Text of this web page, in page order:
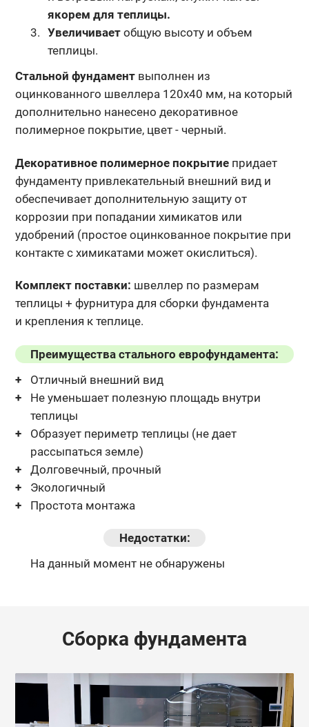
якорем для теплицы.
Увеличиваетобщую высоту и объем
теплицы.
Стальной фундаментвыполнен из
оцинкованного швеллера 120х40 мм, на который
дополнительно нанесено декоративное
полимерное покрытие, цвет - черный.
Декоративное полимерное покрытиепридает
фундаменту привлекательный внешний вид и
обеспечивает дополнительную защиту от
коррозии при попадании химикатов или
удобрений (простое оцинкованное покрытие при
контакте с химикатами может окислиться).
Комплект поставки: швеллер по размерам
теплицы + фурнитура для сборки фундамента
и крепления к теплице.
Преимущества стального еврофундамента:
Отличный внешний вид
Не уменьшает полезную площадь внутри
теплицы
Образует периметр теплицы (не дает
рассыпаться земле)
Долговечный, прочный
Экологичный
Простота монтажа
Недостатки:
На данный момент не обнаружены
Сборка фундамента